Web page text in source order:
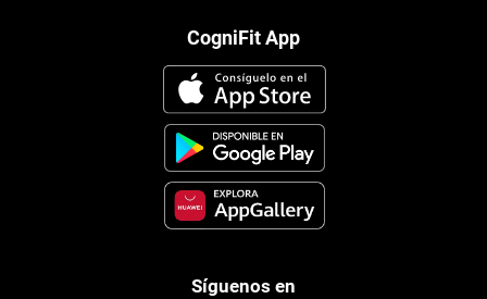
CogniFit App
Síguenos en